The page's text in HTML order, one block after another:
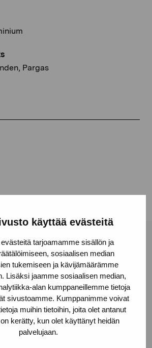
käyttää evästeitä
tarjoamamme sisällön ja
sosiaalisen median
tukemiseen ja kävijämäärämme
Lisäksi jaamme sosiaalisen median,
alan kumppaneillemme tietoja
sivustoamme. Kumppanimme voivat
muihin tietoihin, joita olet antanut
kerätty, kun olet käyttänyt heidän
palvelujaan.
Pargas
Pro Artibus
11